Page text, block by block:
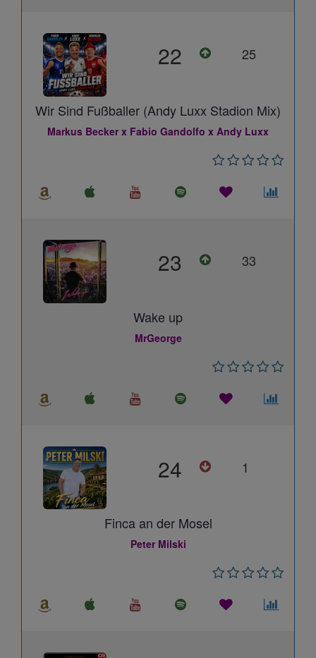
22 25
Wir Sind Fußballer (Andy Luxx Stadion Mix)
Markus Becker x Fabio Gandolfo x Andy Luxx
23 33
Wake up
MrGeorge
24 1
Finca an der Mosel
Peter Milski